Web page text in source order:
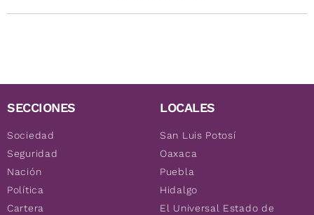
SECCIONES
Sociedad
Seguridad
Nación
Política
Cartera
LOCALES
San Luis Potosí
Oaxaca
Puebla
Hidalgo
El Universal Estado de